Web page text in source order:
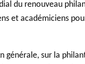
du renouveau
et académiciens
générale, sur la